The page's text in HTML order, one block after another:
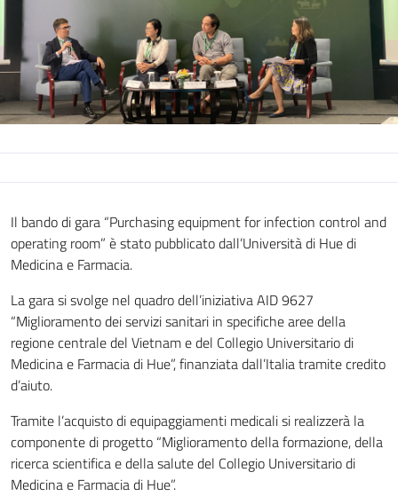
Il bando di gara “Purchasing equipment for infection control and
operating room” è stato pubblicato dall’Università di Hue di
Medicina e Farmacia.
La gara si svolge nel quadro dell’iniziativa AID 9627
“Miglioramento dei servizi sanitari in specifiche aree della
regione centrale del Vietnam e del Collegio Universitario di
Medicina e Farmacia di Hue”, finanziata dall’Italia tramite credito
d’aiuto.
Tramite l’acquisto di equipaggiamenti medicali si realizzerà la
componente di progetto “Miglioramento della formazione, della
ricerca scientifica e della salute del Collegio Universitario di
Medicina e Farmacia di Hue”.